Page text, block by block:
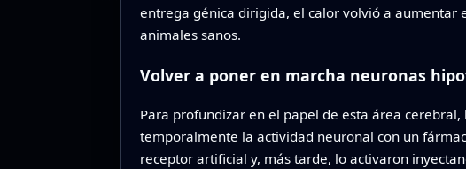
entrega génica dirigida, el calor volvió a aumentar
animales sanos.
Volver a poner en marcha neuronas
Para profundizar en el papel de esta área
temporalmente la actividad neuronal con un
receptor artificial y, más tarde, lo activaron